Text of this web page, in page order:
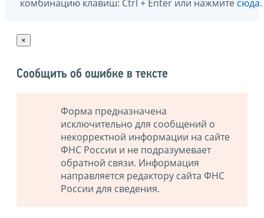
комбинацию клавиш: Ctrl + Enter или нажмите сюда.
×
Сообщить об ошибке в тексте
Форма предназначена
исключительно для сообщений о
некорректной информации на сайте
ФНС России и не подразумевает
обратной связи. Информация
направляется редактору сайта ФНС
России для сведения.